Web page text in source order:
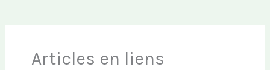
Articles en liens